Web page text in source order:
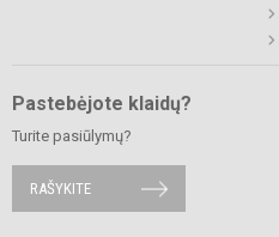
Pastebėjote klaidų?
Turite pasiūlymų?
RAŠYKITE